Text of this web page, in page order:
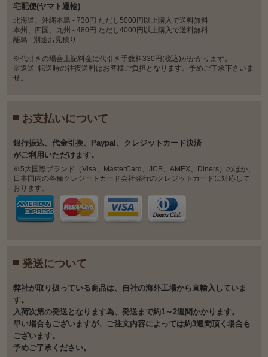
宅配便(ヤマト運輸)
北海道、沖縄本島 - 730円 ただし5000円以上購入で送料無料
本州、四国、九州 - 480円 ただし4000円以上購入で送料無料
離島 - 別途お見積り
※代引きの場合上記料金に代引き手数料330円(税込)がかかります。
※返送･転送時の往復送料はお客様ご負担となります。予めご了承下さいま
せ。
お支払いについて
銀⾏振込、代⾦引換、Paypal、クレジットカード決済
がご利⽤いただけます。
※5大国際ブランド（Visa、MasterCard、JCB、AMEX、Diners）のほか、
日本国内の各種クレジートカード会社発行のクレジットカードに対応して
おります。
発送について
弊社が取り扱っている商品は、自社の海外工場から直輸入していま
す。
入荷次第の発送となります為、発送まで約1～2週間かかります。
早い場合もございますが、ご注文内容によっては約3週間頂く場合も
ございます。
予めご了承ください。